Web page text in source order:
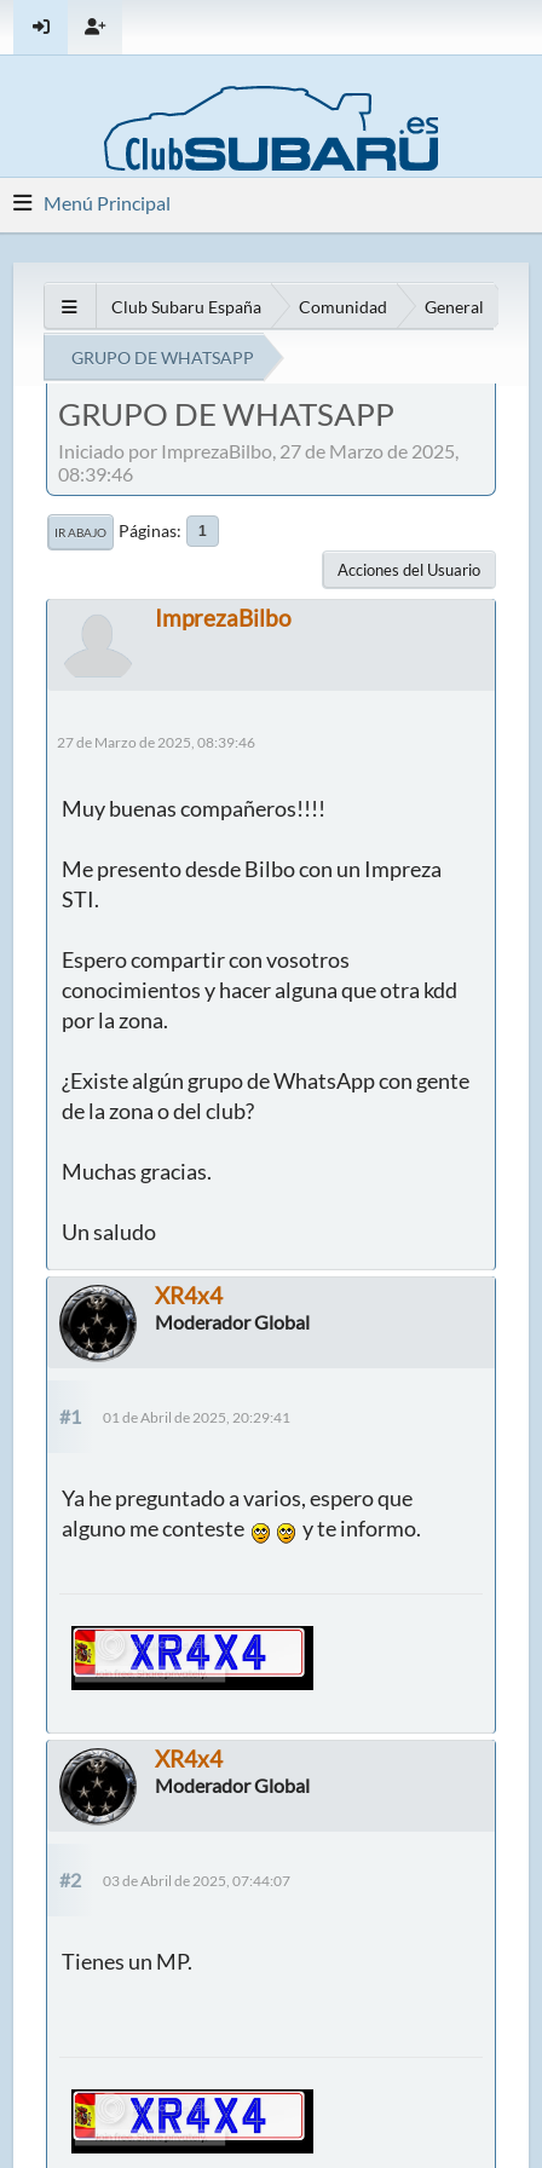
Menú Principal
Club Subaru España Comunidad General
GRUPO DE WHATSAPP
GRUPO DE WHATSAPP
Iniciado por ImprezaBilbo, 27 de Marzo de 2025,
08:39:46
IR ABAJO Páginas 1
Acciones del Usuario
ImprezaBilbo
27 de Marzo de 2025, 08:39:46
Muy buenas compañeros!!!!
Me presento desde Bilbo con un Impreza
STI.
Espero compartir con vosotros
conocimientos y hacer alguna que otra kdd
por la zona.
¿Existe algún grupo de WhatsApp con gente
de la zona o del club?
Muchas gracias.
Un saludo
XR4x4
Moderador Global
#1 01 de Abril de 2025, 20:29:41
Ya he preguntado a varios, espero que
alguno me conteste
y te informo.
XR4x4
Moderador Global
#2 03 de Abril de 2025, 07:44:07
Tienes un MP.